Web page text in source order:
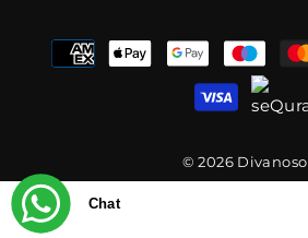
© 2026 Divanoso
Chat